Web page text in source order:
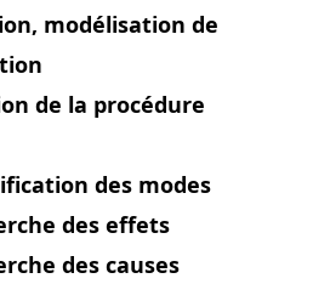
modélisation de
de la procédure
des modes
des effets
des causes